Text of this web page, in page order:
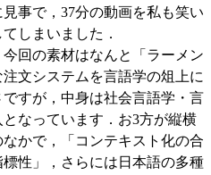
事で，37分の動画を私も笑い
しまいました．
回の素材はなんと「ラーメン
文システムを言語学の俎上に
すが，中身は社会言語学・言
なっています．お3方が縦横
かで，「コンテキスト化の合
性」，さらには日本語の多種